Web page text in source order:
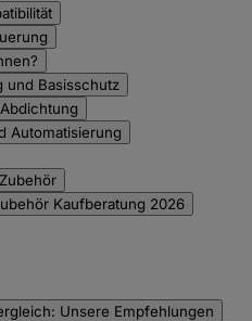
und Basisschutz
Automatisierung
Kaufberatung 2026
Unsere Empfehlungen